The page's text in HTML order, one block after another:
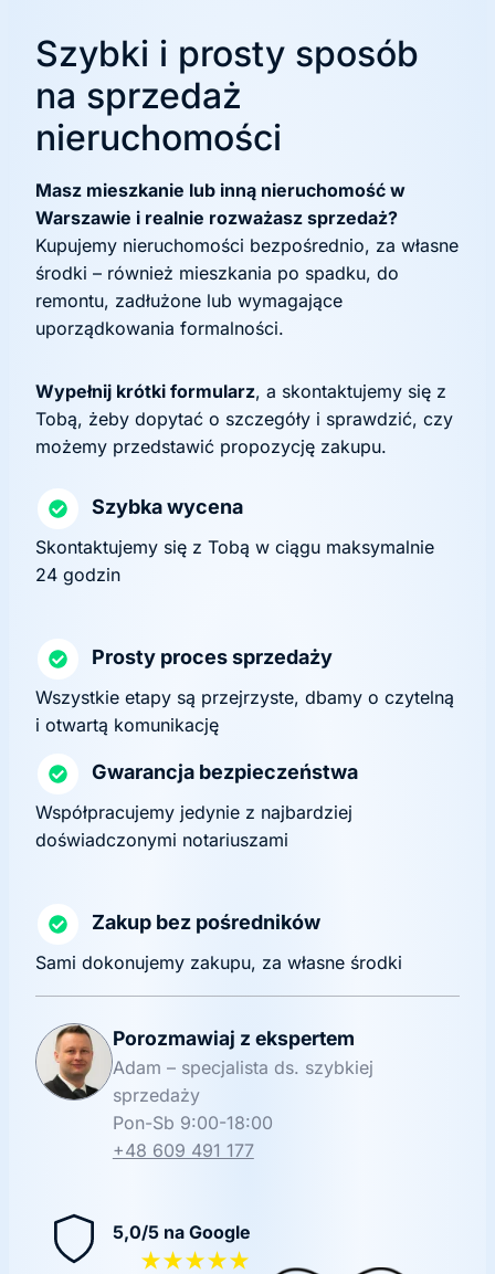
Szybki i prosty sposób
na sprzedaż
nieruchomości
Masz mieszkanie lub inną nieruchomość w
Warszawie i realnie rozważasz sprzedaż?
Kupujemy nieruchomości bezpośrednio, za własne
środki – również mieszkania po spadku, do
remontu, zadłużone lub wymagające
uporządkowania formalności.
Wypełnij krótki formularz, a skontaktujemy się z
Tobą, żeby dopytać o szczegóły i sprawdzić, czy
możemy przedstawić propozycję zakupu.
Szybka wycena
Skontaktujemy się z Tobą w ciągu maksymalnie
24 godzin
Prosty proces sprzedaży
Wszystkie etapy są przejrzyste, dbamy o czytelną
i otwartą komunikację
Gwarancja bezpieczeństwa
Współpracujemy jedynie z najbardziej
doświadczonymi notariuszami
Zakup bez pośredników
Sami dokonujemy zakupu, za własne środki
Porozmawiaj z ekspertem
Adam – specjalista ds. szybkiej
sprzedaży
Pon-Sb 9:00-18:00
+48 609 491 177
5,0/5 na Google
★★★★★